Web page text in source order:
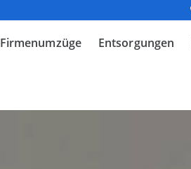
Firmenumzüge Entsorgungen